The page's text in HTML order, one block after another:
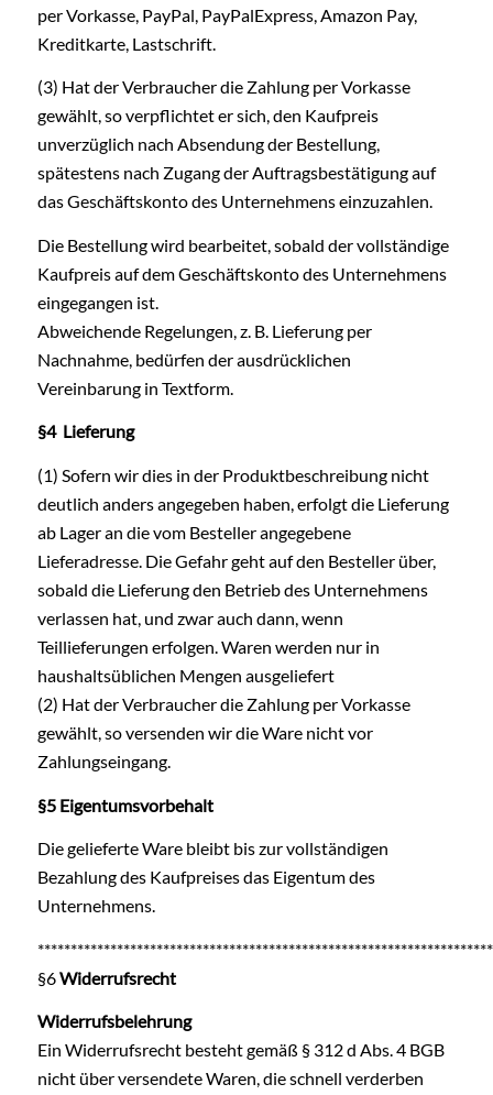
per Vorkasse, PayPal, PayPalExpress, Amazon Pay,
Kreditkarte, Lastschrift.
(3) Hat der Verbraucher die Zahlung per Vorkasse
gewählt, so verpflichtet er sich, den Kaufpreis
unverzüglich nach Absendung der Bestellung,
spätestens nach Zugang der Auftragsbestätigung auf
das Geschäftskonto des Unternehmens einzuzahlen.
Die Bestellung wird bearbeitet, sobald der vollständige
Kaufpreis auf dem Geschäftskonto des Unternehmens
eingegangen ist.
Abweichende Regelungen, z. B. Lieferung per
Nachnahme, bedürfen der ausdrücklichen
Vereinbarung in Textform.
§4 Lieferung
(1) Sofern wir dies in der Produktbeschreibung nicht
deutlich anders angegeben haben, erfolgt die Lieferung
ab Lager an die vom Besteller angegebene
Lieferadresse. Die Gefahr geht auf den Besteller über,
sobald die Lieferung den Betrieb des Unternehmens
verlassen hat, und zwar auch dann, wenn
Teillieferungen erfolgen. Waren werden nur in
haushaltsüblichen Mengen ausgeliefert
(2) Hat der Verbraucher die Zahlung per Vorkasse
gewählt, so versenden wir die Ware nicht vor
Zahlungseingang.
§5 Eigentumsvorbehalt
Die gelieferte Ware bleibt bis zur vollständigen
Bezahlung des Kaufpreises das Eigentum des
Unternehmens.
§6Widerrufsrecht
Widerrufsbelehrung
Ein Widerrufsrecht besteht gemäß § 312 d Abs. 4 BGB
nicht über versendete Waren, die schnell verderben